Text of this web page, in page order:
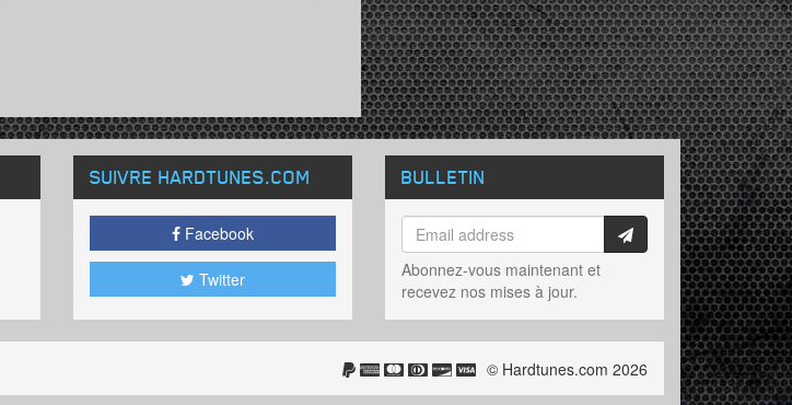
SUIVRE HARDTUNES.COM
Facebook
Twitter
BULLETIN
Abonnez-vous maintenant et
recevez nos mises à jour.
© Hardtunes.com 2026